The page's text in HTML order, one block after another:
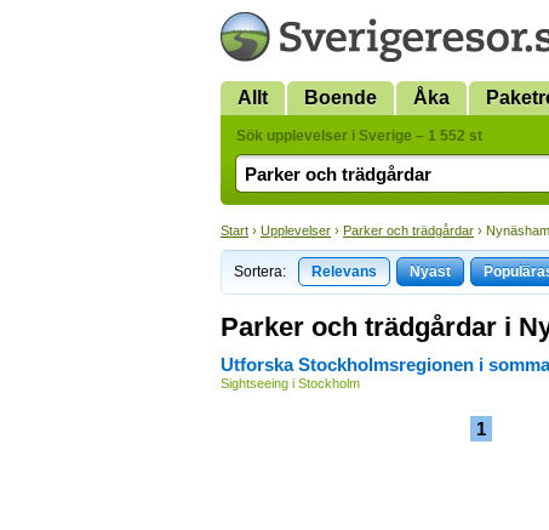
Allt Boende Åka
Sök upplevelser i Sverige – 1 552 st
Start › Upplevelser › Parker och trädgårdar ›
Sortera: Relevans Nyast
Parker och trädgårdar i
Utforska Stockholmsregionen i
Sightseeing i Stockholm
1